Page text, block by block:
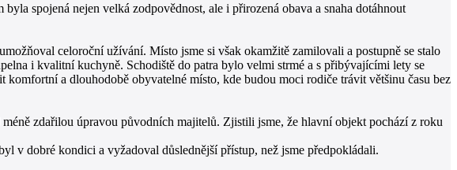
spojená nejen velká zodpovědnost, ale i přirozená obava a snaha dotáhnout
celoroční užívání. Místo jsme si však okamžitě zamilovali a postupně se stalo
i kvalitní kuchyně. Schodiště do patra bylo velmi strmé a s přibývajícími lety se
a dlouhodobě obyvatelné místo, kde budou moci rodiče trávit většinu času bez
zdařilou úpravou původních majitelů. Zjistili jsme, že hlavní objekt pochází z roku
v dobré kondici a vyžadoval důslednější přístup, než jsme předpokládali.